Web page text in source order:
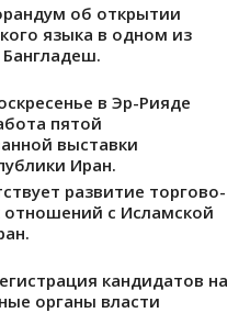
об открытии
языка в одном из
в Эр-Рияде
пятой
выставки
Иран.
развитие торгово-
отношений с Исламской
кандидатов на
органы власти